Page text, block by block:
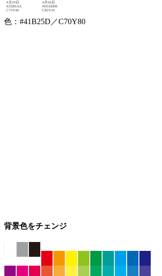
4月29日
#2EB6AA
C70Y40
4月30日
#00AEBB
C80Y30
色：#41B25D／C70Y80
背景色をチェンジ